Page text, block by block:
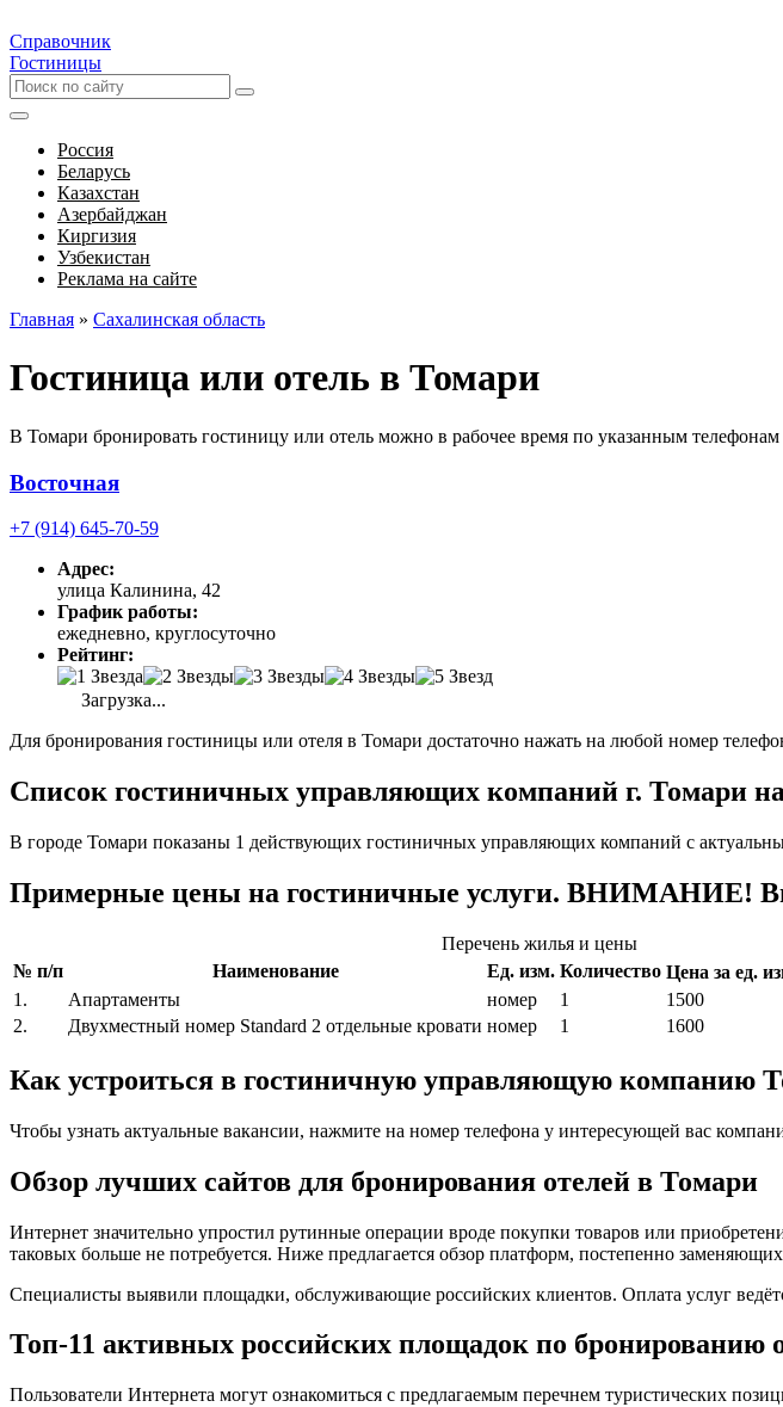
Справочник
Гостиницы
Россия
Беларусь
Казахстан
Азербайджан
Киргизия
Узбекистан
Реклама на сайте
Главная » Сахалинская область
Гостиница или отель в Томари
В Томари бронировать гостиницу или отель можно в рабочее время по указанным
Восточная
+7 (914) 645-70-59
Адрес:
улица Калинина, 42
График работы:
ежедневно, круглосуточно
Рейтинг:
Загрузка...
Для бронирования гостиницы или отеля в Томари достаточно нажать на любой номер
Список гостиничных управляющих компаний г. Томари
В городе Томари показаны 1 действующих гостиничных управляющих компаний с
Примерные цены на гостиничные услуги. ВНИМАНИЕ!
Перечень жилья и цены
№ п/п
Наименование Ед. изм. Количество Цена за ед.
1.
Апартаменты номер 1 1500
2.
Двухместный номер Standard 2 отдельные кровати номер 1 1600
Как устроиться в гостиничную управляющую компанию
Чтобы узнать актуальные вакансии, нажмите на номер телефона у интересующей вас
Обзор лучших сайтов для бронирования отелей в Томари
Интернет значительно упростил рутинные операции вроде покупки товаров или
таковых больше не потребуется. Ниже предлагается обзор платформ, постепенно
Специалисты выявили площадки, обслуживающие российских клиентов. Оплата услуг
Топ-11 активных российских площадок по бронированию
Пользователи Интернета могут ознакомиться с предлагаемым перечнем туристических